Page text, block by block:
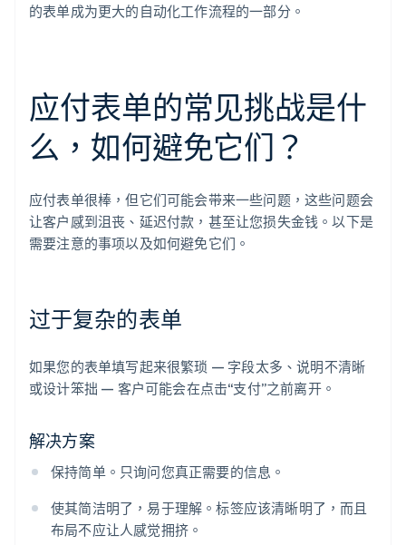
的表单成为更大的自动化工作流程的一部分。
应付表单的常见挑战是什
么，如何避免它们？
应付表单很棒，但它们可能会带来一些问题，这些问题会
让客户感到沮丧、延迟付款，甚至让您损失金钱。以下是
需要注意的事项以及如何避免它们。
过于复杂的表单
如果您的表单填写起来很繁琐 — 字段太多、说明不清晰
或设计笨拙 — 客户可能会在点击“支付”之前离开。
解决方案
保持简单。只询问您真正需要的信息。
使其简洁明了，易于理解。标签应该清晰明了，而且
布局不应让人感觉拥挤。